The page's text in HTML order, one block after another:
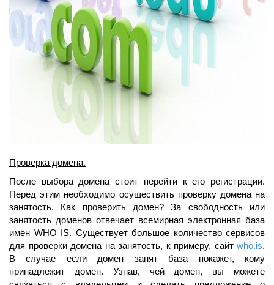
Проверка домена.
После выбора домена стоит перейти к его регистрации.
Перед этим необходимо осуществить проверку домена на
занятость. Как проверить домен? За свободность или
занятость доменов отвечает всемирная электронная база
имен WHO IS. Существует большое количество сервисов
для проверки домена на занятость, к примеру, сайт who.is.
В случае если домен занят база покажет, кому
принадлежит домен. Узнав, чей домен, вы можете